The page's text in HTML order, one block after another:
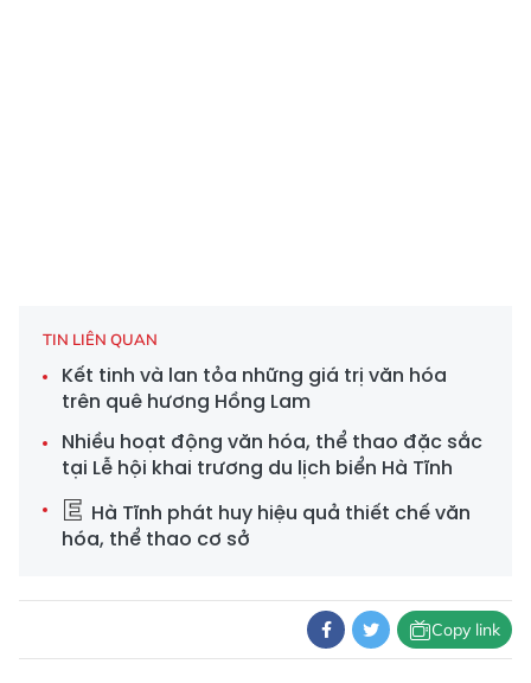
TIN LIÊN QUAN
Kết tinh và lan tỏa những giá trị văn hóa
trên quê hương Hồng Lam
Nhiều hoạt động văn hóa, thể thao đặc sắc
tại Lễ hội khai trương du lịch biển Hà Tĩnh
Hà Tĩnh phát huy hiệu quả thiết chế văn
hóa, thể thao cơ sở
Copy link